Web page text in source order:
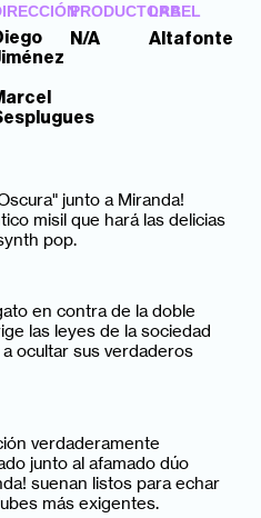
PRODUCTORA
N/A
LABEL
Altafonte
junto a Miranda!
misil que hará las delicias
pop.
en contra de la doble
las leyes de la sociedad
ocultar sus verdaderos
verdaderamente
junto al afamado dúo
suenan listos para echar
más exigentes.